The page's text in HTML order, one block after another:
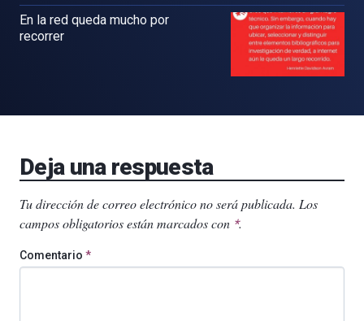
En la red queda mucho por
recorrer
Deja una respuesta
Tu dirección de correo electrónico no será publicada. Los
campos obligatorios están marcados con *.
Comentario *